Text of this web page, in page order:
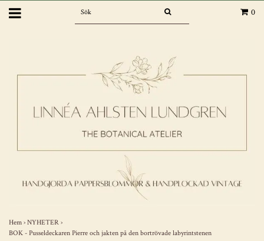
0
Hem › NYHETER ›
BOK - Pusseldeckaren Pierre och jakten på den bortrövade labyrintstenen